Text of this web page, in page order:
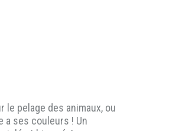
pelage des animaux, ou
a ses couleurs ! Un